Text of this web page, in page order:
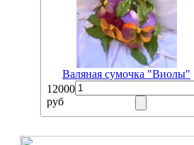
Валяная сумочка "Виолы"
12000
руб